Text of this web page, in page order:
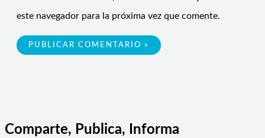
este navegador para la próxima vez que comente.
Comparte, Publica, Informa